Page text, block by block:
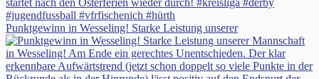
Punktgewinn in Wesseling! Starke Leistung unserer